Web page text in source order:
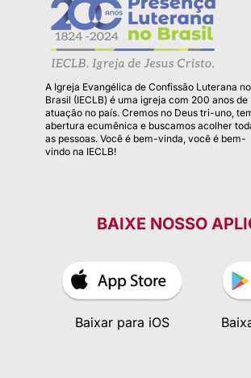
A Igreja Evangélica de Confissão Luterana no
Brasil (IECLB) é uma igreja com 200 anos de
atuação no país. Cremos no Deus tri-uno,
abertura ecumênica e buscamos acolher
as pessoas. Você é bem-vinda, você é bem-
vindo na IECLB!
BAIXE NOSSO
Baixar para iOS